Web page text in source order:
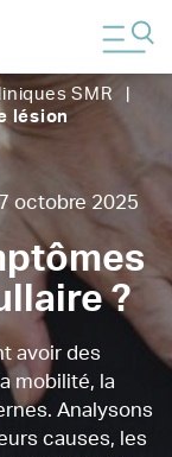
SMR
lésion
octobre 2025
?
avoir des
mobilité, la
Analysons
causes, les